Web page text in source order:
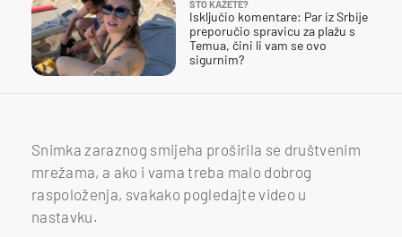
ŠTO KAŽETE?
Isključio komentare: Par iz Srbije
preporučio spravicu za plažu s
Temua, čini li vam se ovo
sigurnim?
Snimka zaraznog smijeha proširila se društvenim
mrežama, a ako i vama treba malo dobrog
raspoloženja, svakako pogledajte video u
nastavku.